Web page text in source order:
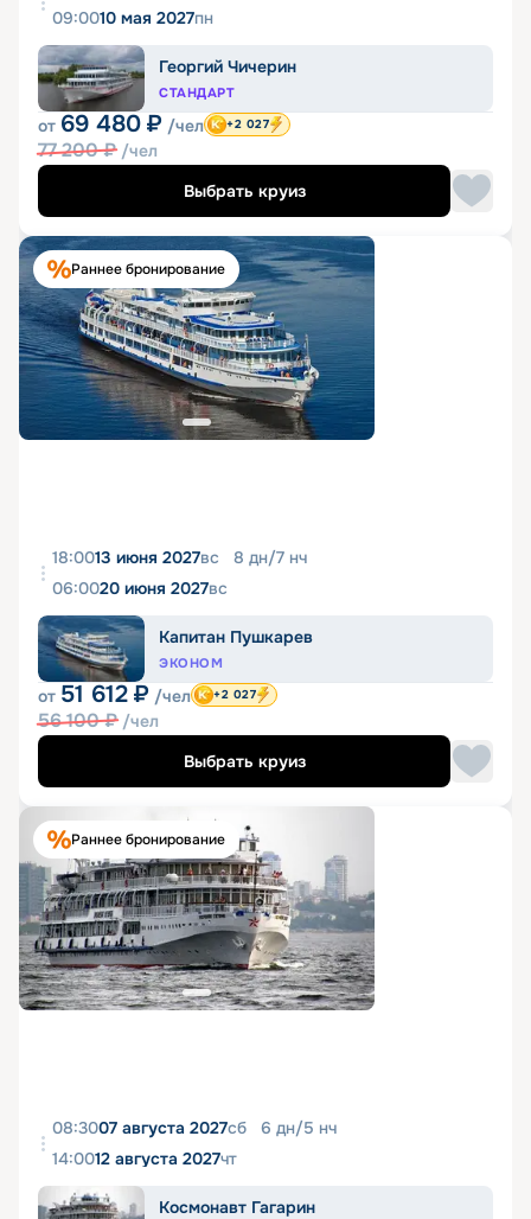
09:0010 мая 2027пн
Георгий Чичерин
СТАНДАРТ
от 69 480 ₽ /чел
77 200₽ /чел
+2 027
Выбрать круиз
Раннее бронирование
18:0013 июня 2027вс 8 дн/7 нч
06:0020 июня 2027вс
Капитан Пушкарев
ЭКОНОМ
от 51 612 ₽ /чел
56 100₽ /чел
+2 027
Выбрать круиз
Раннее бронирование
08:3007 августа 2027сб 6 дн/5 нч
14:0012 августа 2027чт
Космонавт Гагарин